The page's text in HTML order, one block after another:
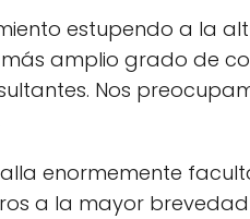
estupendo a la
amplio grado de
Nos
enormemente
a la mayor